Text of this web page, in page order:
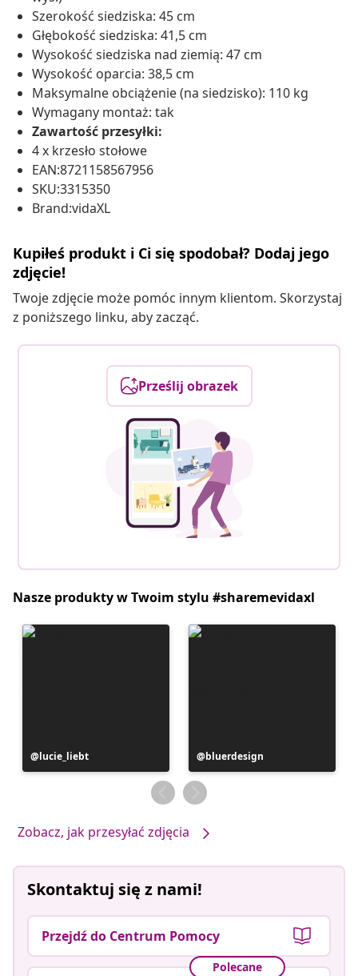
Szerokość siedziska: 45 cm
Głębokość siedziska: 41,5 cm
Wysokość siedziska nad ziemią: 47 cm
Wysokość oparcia: 38,5 cm
Maksymalne obciążenie (na siedzisko): 110 kg
Wymagany montaż: tak
Zawartość przesyłki:
4 x krzesło stołowe
EAN:8721158567956
SKU:3315350
Brand:vidaXL
Kupiłeś produkt i Ci się spodobał? Dodaj jego
zdjęcie!
Twoje zdjęcie może pomóc innym klientom. Skorzystaj
z poniższego linku, aby zacząć.
Prześlij obrazek
Nasze produkty w Twoim stylu #sharemevidaxl
Post
opublikowany
lucie_liebt
Post
opublikowany
przez
bluerdesign
Zobacz, jak przesyłać zdjęcia
Skontaktuj się z nami!
Przejdź do Centrum Pomocy
Polecane